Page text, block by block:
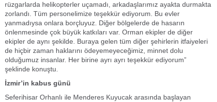
rüzgarlarda helikopterler uçamadı, arkadaşlarımız ayakta durmakta
zorlandı. Tüm personelimize teşekkür ediyorum. Bu evler
yanmadıysa onlara borçluyuz. Diğer bölgelerde de hasarın
önlenmesinde çok büyük katkıları var. Orman ekipler de diğer
ekipler de aynı şekilde. Buraya gelen tüm diğer şehirlerin itfaiyeleri
de hiçbir zaman haklarını ödeyemeyeceğimiz, minnet dolu
olduğumuz insanlar. Her birine ayrı ayrı teşekkür ediyorum”
şeklinde konuştu.
İzmir’in kabus günü
Seferihisar Orhanlı ile Menderes Kuyucak arasında başlayan